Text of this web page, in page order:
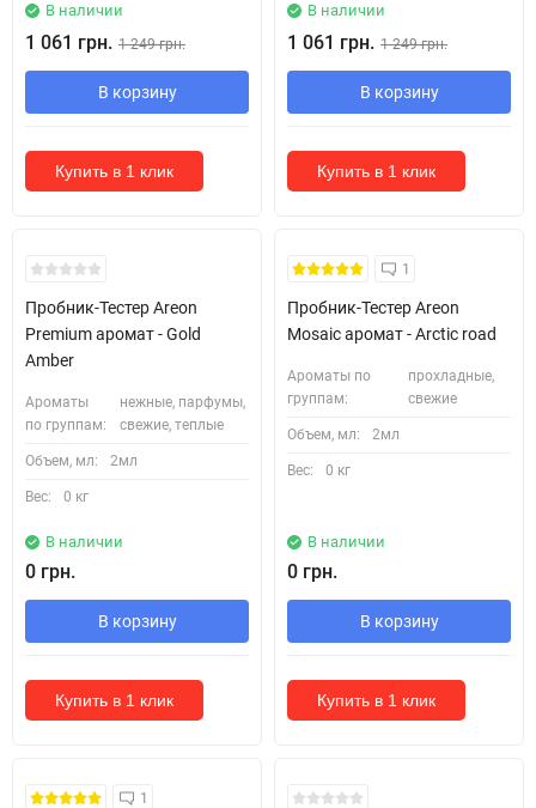
В наличии
1 061 грн. 1 249 грн.
В корзину
Купить в 1 клик
В наличии
1 061 грн. 1 249 грн.
В корзину
Купить в 1 клик
Кожні 1500₴ чеку = 1 тестер
Пробник-Тестер Areon
Premium аромат - Gold
Amber
Ароматы
по группам:
нежные, парфумы,
свежие, теплые
Объем, мл: 2мл
Вес: 0 кг
В наличии
0 грн.
В корзину
Купить в 1 клик
Кожні 1500₴ чеку = 1 тестер
1
Пробник-Тестер Areon
Mosaic аромат - Arctic road
Ароматы по
группам:
прохладные,
свежие
Объем, мл: 2мл
Вес: 0 кг
В наличии
0 грн.
В корзину
Купить в 1 клик
Кожні 1500₴ чеку = 1 тестер
1 Кожні 1500₴ чеку = 1 тестер